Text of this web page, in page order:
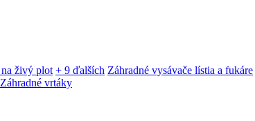
živý plot + 9 ďalších Záhradné vysávače lístia a fukáre
Záhradné vrtáky